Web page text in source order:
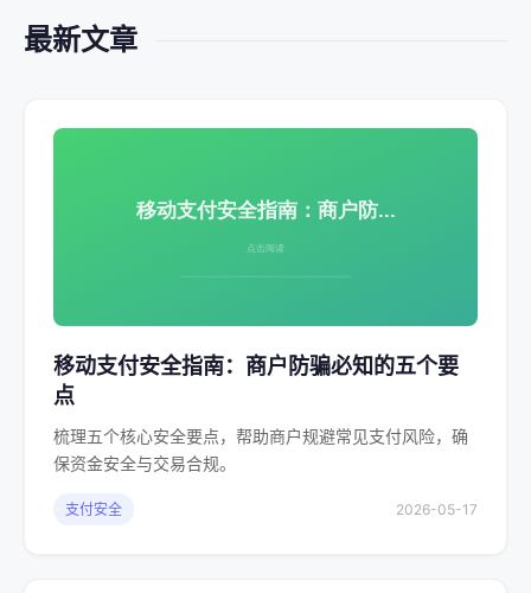
最新文章
移动支付安全指南：商户防骗必知的五个要
点
梳理五个核心安全要点，帮助商户规避常见支付风险，确
保资金安全与交易合规。
支付安全 2026-05-17